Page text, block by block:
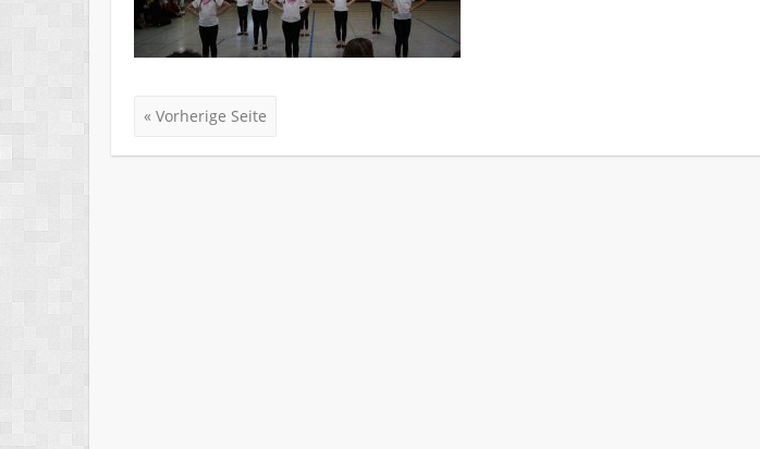
« Vorherige Seite